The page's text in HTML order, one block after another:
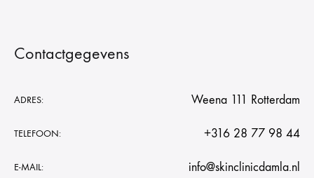
Contactgegevens
ADRES: Weena 111 Rotterdam
TELEFOON: +316 28 77 98 44
E-MAIL: info@skinclinicdamla.nl